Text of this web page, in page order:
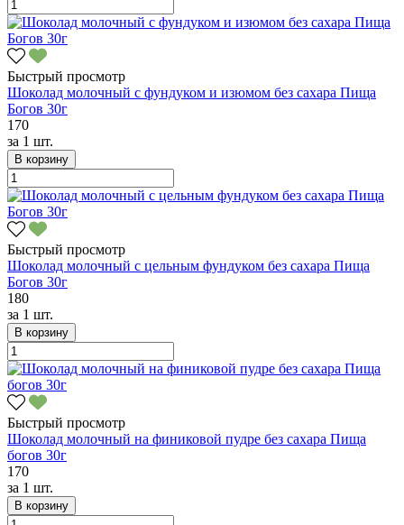
Быстрый просмотр
Шоколад молочный с фундуком и изюмом без сахара Пища
Богов 30г
170
за 1 шт.
В корзину
Быстрый просмотр
Шоколад молочный с цельным фундуком без сахара Пища
Богов 30г
180
за 1 шт.
В корзину
Быстрый просмотр
Шоколад молочный на финиковой пудре без сахара Пища
богов 30г
170
за 1 шт.
В корзину